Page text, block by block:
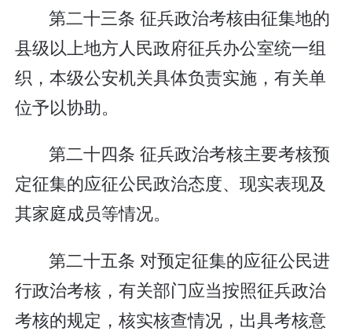
第二十三条 征兵政治考核由征集地的
县级以上地方人民政府征兵办公室统一组
织，本级公安机关具体负责实施，有关单
位予以协助。
第二十四条 征兵政治考核主要考核预
定征集的应征公民政治态度、现实表现及
其家庭成员等情况。
第二十五条 对预定征集的应征公民进
行政治考核，有关部门应当按照征兵政治
考核的规定，核实核查情况，出具考核意